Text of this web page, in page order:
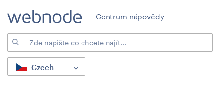
Centrum nápovědy
Czech